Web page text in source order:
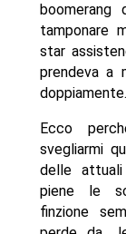
tamponare
star
prendeva a
doppiamente.
Ecco
svegliarmi
delle
piene le
finzione